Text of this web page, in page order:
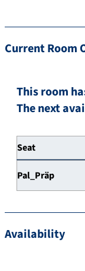
Current Room
This room
The next
Seat
Pal_Präp
Availability